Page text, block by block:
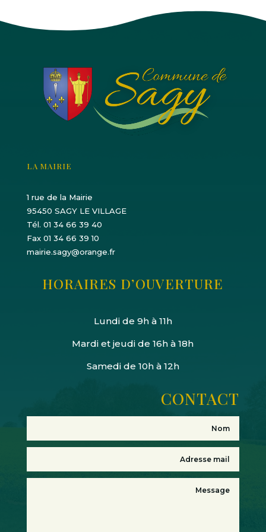
LA MAIRIE
1 rue de la Mairie
95450 SAGY LE VILLAGE
Tél. 01 34 66 39 40
Fax 01 34 66 39 10
mairie.sagy@orange.fr
HORAIRES D’OUVERTURE
Lundi de 9h à 11h
Mardi et jeudi de 16h à 18h
Samedi de 10h à 12h
CONTACT